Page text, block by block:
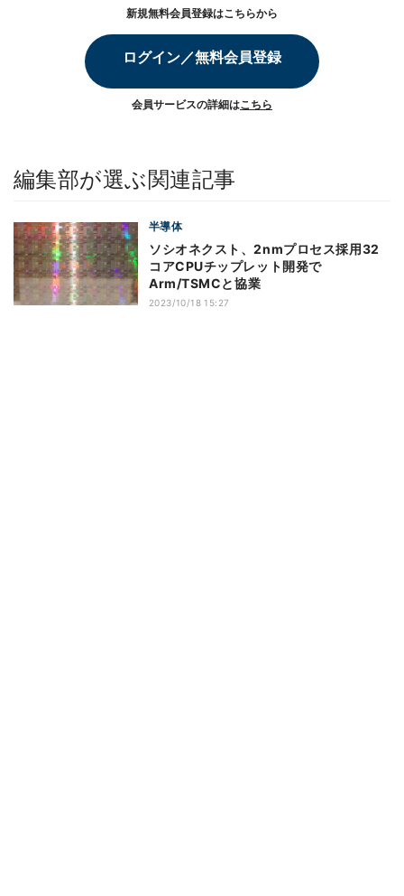
新規無料会員登録はこちらから
ログイン／無料会員登録
会員サービスの詳細はこちら
編集部が選ぶ関連記事
半導体
ソシオネクスト、2nmプロセス採用32
コアCPUチップレット開発で
Arm/TSMCと協業
2023/10/18 15:27